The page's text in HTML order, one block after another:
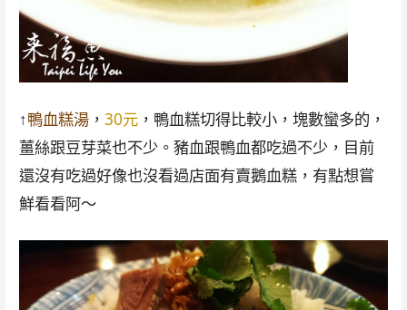
↑鴨血糕湯， 30元，鴨血糕切得比較小，塊數蠻多的，
薑絲跟豆芽菜也不少。豬血跟鴨血都吃過不少，目前
還沒有吃過好像也沒看過店面有賣鵝血糕，有點想嘗
鮮看看阿～